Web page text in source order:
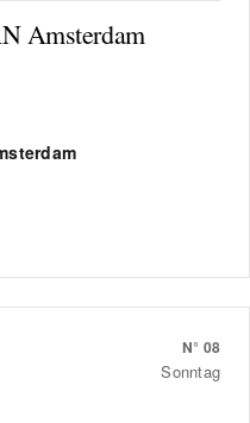
Amsterdam
N° 08
Sonntag